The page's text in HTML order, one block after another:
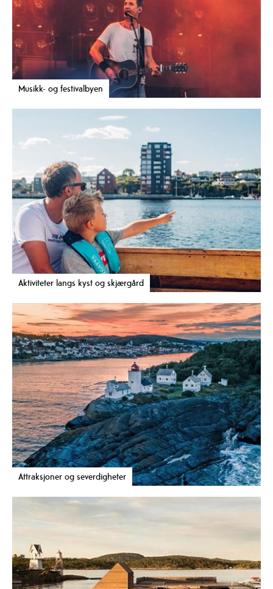
Musikk- og festivalbyen
Aktiviteter langs kyst og skjærgård
Attraksjoner og severdigheter